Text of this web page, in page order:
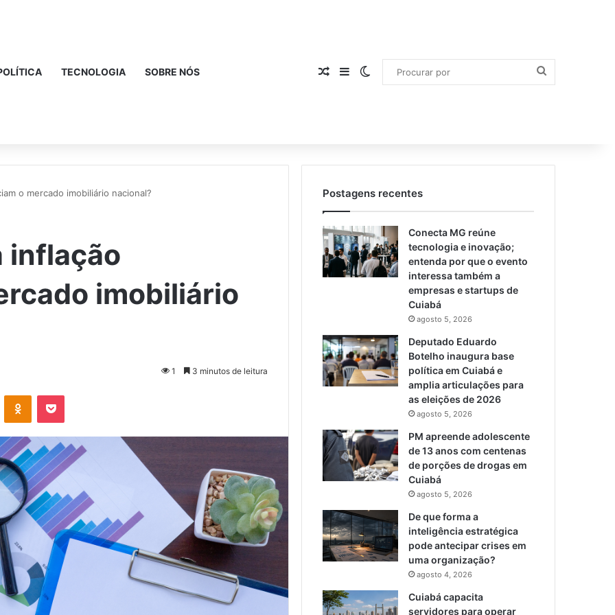
TECNOLOGIA SOBRE NÓS Artigo aleatório
Barra Lateral
Switch skin
o mercado imobiliário nacional?
inflação
imobiliário
1 3 minutos de leitura
OK Pocket
Postagens recentes
Conecta MG reúne
tecnologia e inovação;
entenda por que o evento
interessa também a
empresas e startups de
Cuiabá
agosto 5, 2026
Deputado Eduardo
Botelho inaugura base
política em Cuiabá e
amplia articulações para
as eleições de 2026
agosto 5, 2026
PM apreende adolescente
de 13 anos com centenas
de porções de drogas em
Cuiabá
agosto 5, 2026
De que forma a
inteligência estratégica
pode antecipar crises em
uma organização?
agosto 4, 2026
Cuiabá capacita
servidores para operar